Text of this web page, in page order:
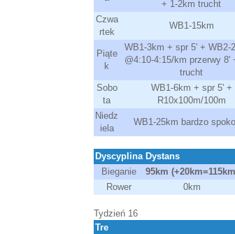
+ 1-2km trucht
Czwa
rtek
WB1-15km
Piąte
k
WB1-3km + spr 5' + WB2-
@4:10-4:15/km przerwy 8'
trucht
Sobo
ta
WB1-6km + spr 5' +
R10x100m/100m
Niedz
iela
WB1-25km bardzo
Dyscyplina Dystans
Bieganie
95km
Rower
0km
Tydzień 16
Tre